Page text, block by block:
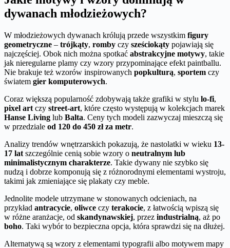
dywanach młodzieżowych?
W młodzieżowych dywanach królują przede wszystkim figury
geometryczne – trójkąty, romby czy sześciokąty pojawiają się
najczęściej. Obok nich można spotkać abstrakcyjne motywy, takie
jak nieregularne plamy czy wzory przypominające efekt paintballu.
Nie brakuje też wzorów inspirowanych popkulturą, sportem czy
światem gier komputerowych.
Coraz większą popularność zdobywają także grafiki w stylu lo-fi,
pixel art czy street-art, które często występują w kolekcjach marek
Hanse Living lub Balta. Ceny tych modeli zazwyczaj mieszczą się
w przedziale od 120 do 450 zł za metr.
Analizy trendów wnętrzarskich pokazują, że nastolatki w wieku 13-
17 lat szczególnie cenią sobie wzory o neutralnym lub
minimalistycznym charakterze. Takie dywany nie szybko się
nudzą i dobrze komponują się z różnorodnymi elementami wystroju,
takimi jak zmieniające się plakaty czy meble.
Jednolite modele utrzymane w stonowanych odcieniach, na
przykład antracycie, oliwce czy terakocie, z łatwością wpiszą się
w różne aranżacje, od skandynawskiej, przez industrialną, aż po
boho. Taki wybór to bezpieczna opcja, która sprawdzi się na dłużej.
Alternatywą są wzory z elementami typografii albo motywem mapy